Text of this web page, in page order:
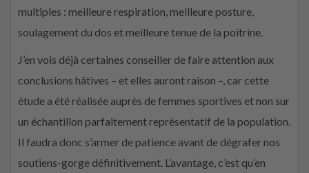
multiples : meilleure respiration, meilleure posture,
soulagement du dos et meilleure tenue de la poitrine.
J’en vois déjà certaines conseiller de faire attention aux
conclusions hâtives – et elles auront raison –, car cette
étude a été réalisée auprès de femmes sportives et non sur
un échantillon parfaitement représentatif de la population.
Il faudra donc s’armer de patience avant de dégrafer nos
soutiens-gorge définitivement. L’avantage, c’est qu’en